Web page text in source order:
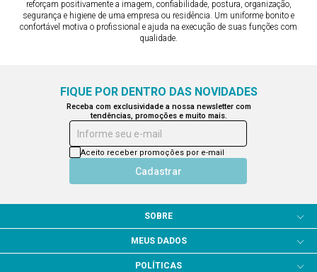
reforçam positivamente a imagem, confiabilidade, postura, organização,
segurança e higiene de uma empresa ou residência. Um uniforme bonito e
confortável motiva o profissional e ajuda na execução de suas funções com
qualidade.
FIQUE POR DENTRO DAS NOVIDADES
Receba com exclusividade a nossa newsletter com
tendências, promoções e muito mais.
Informe seu e-mail
Cadastrar
Aceito receber promoções por e-mail
SOBRE
MEUS DADOS
POLÍTICAS